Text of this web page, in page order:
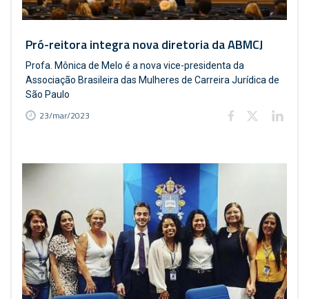
Pró-reitora integra nova diretoria da ABMCJ
Profa. Mônica de Melo é a nova vice-presidenta da
Associação Brasileira das Mulheres de Carreira Jurídica de
São Paulo
23/mar/2023